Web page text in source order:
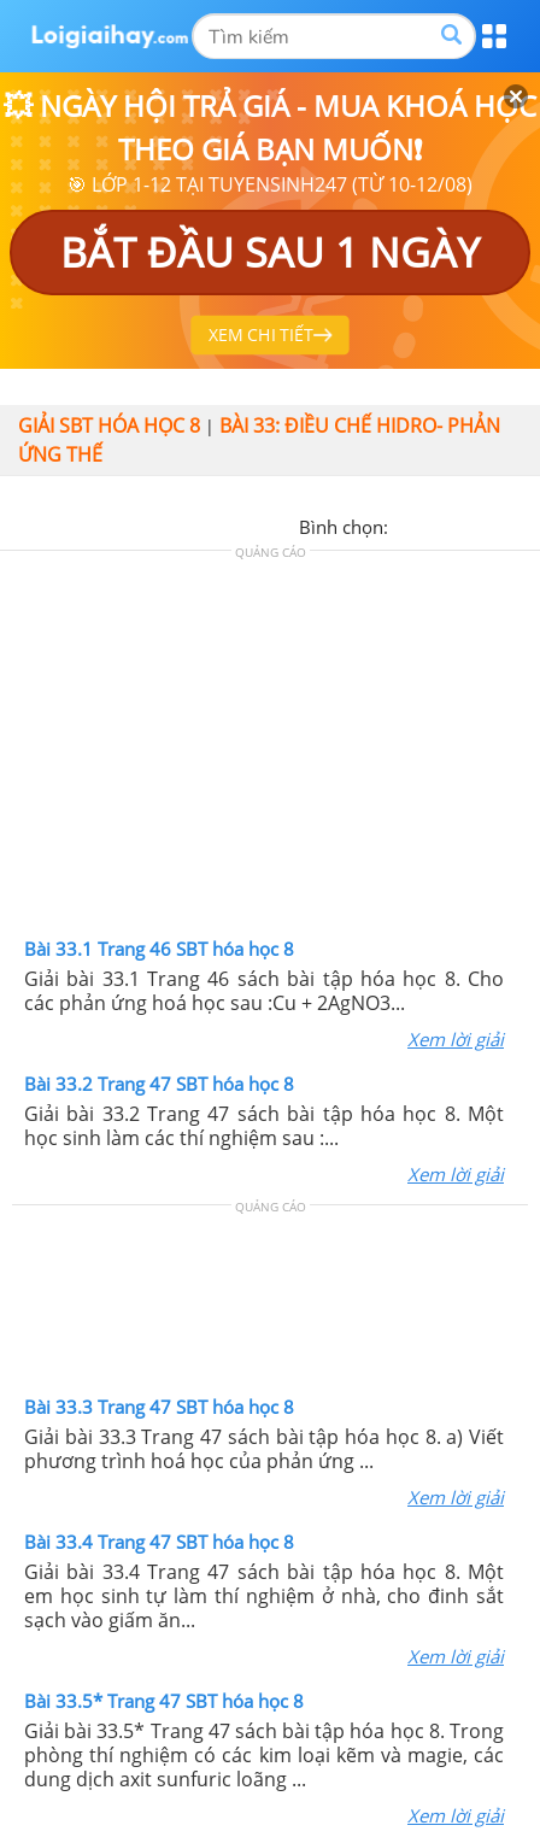
💥 NGÀY HỘI TRẢ GIÁ - MUA KHOÁ HỌC
THEO GIÁ BẠN MUỐN❗
🎯 LỚP 1-12 TẠI TUYENSINH247 (TỪ 10-12/08)
BẮT ĐẦU SAU 1 NGÀY
XEM CHI TIẾT
GIẢI SBT HÓA HỌC 8 | BÀI 33: ĐIỀU CHẾ HIDRO- PHẢN
ỨNG THẾ
Bình chọn:
QUẢNG CÁO
Bài 33.1 Trang 46 SBT hóa học 8
Giải bài 33.1 Trang 46 sách bài tập hóa học 8. Cho
các phản ứng hoá học sau :Cu + 2AgNO3...
Xem lời giải
Bài 33.2 Trang 47 SBT hóa học 8
Giải bài 33.2 Trang 47 sách bài tập hóa học 8. Một
học sinh làm các thí nghiệm sau :...
Xem lời giải
QUẢNG CÁO
Bài 33.3 Trang 47 SBT hóa học 8
Giải bài 33.3 Trang 47 sách bài tập hóa học 8. a) Viết
phương trình hoá học của phản ứng ...
Xem lời giải
Bài 33.4 Trang 47 SBT hóa học 8
Giải bài 33.4 Trang 47 sách bài tập hóa học 8. Một
em học sinh tự làm thí nghiệm ở nhà, cho đinh sắt
sạch vào giấm ăn...
Xem lời giải
Bài 33.5* Trang 47 SBT hóa học 8
Giải bài 33.5* Trang 47 sách bài tập hóa học 8. Trong
phòng thí nghiệm có các kim loại kẽm và magie, các
dung dịch axit sunfuric loãng ...
Xem lời giải